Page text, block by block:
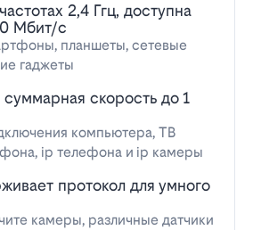
2,4 Ггц, доступна
Мбит/с
планшеты, сетевые
гаджеты
суммарная скорость до 1
компьютера, ТВ
ip телефона и ip камеры
протокол для умного
камеры, различные датчики